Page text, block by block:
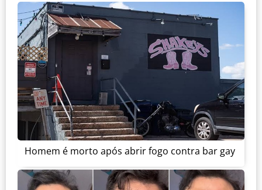
Homem é morto após abrir fogo contra bar gay